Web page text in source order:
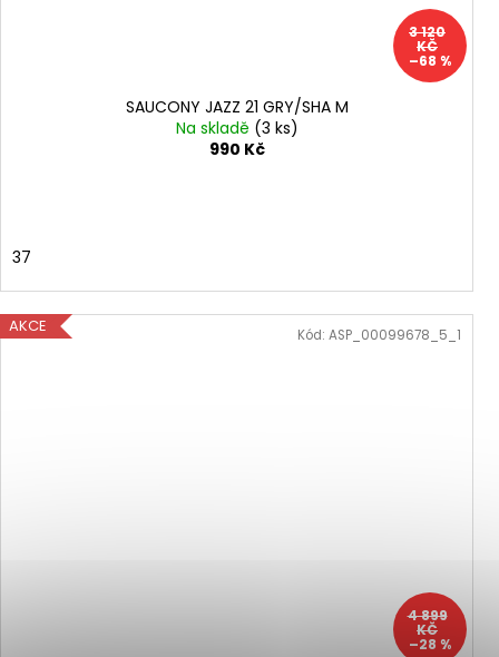
3 120
KČ
–68 %
SAUCONY JAZZ 21 GRY/SHA M
Na skladě (3 ks)
990 Kč
37
AKCE
4 899
KČ
–28 %
Kód: ASP_00099678_5_1